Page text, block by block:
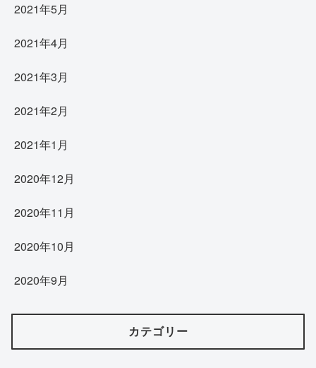
2021年5月
2021年4月
2021年3月
2021年2月
2021年1月
2020年12月
2020年11月
2020年10月
2020年9月
カテゴリー